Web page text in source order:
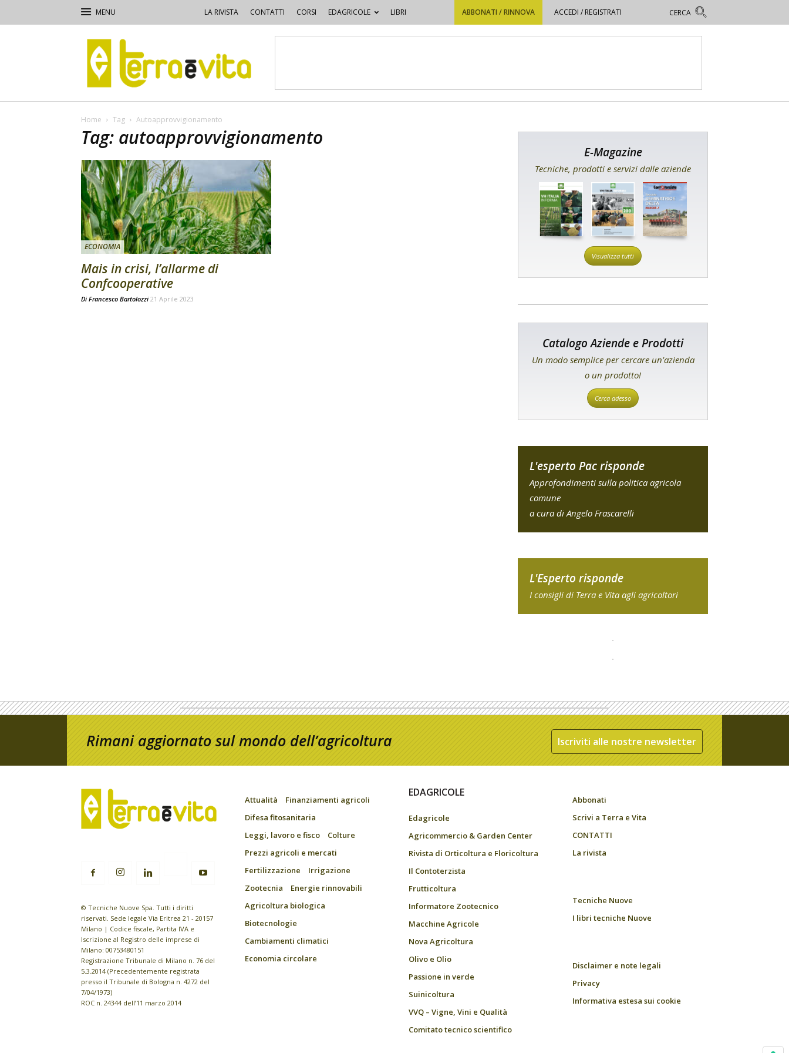
LA RIVISTA CONTATTI CORSI EDAGRICOLE LIBRI ABBONATI / RINNOVA ACCEDI / REGISTRATI
Terra
e
Vita
Home Tag Autoapprovvigionamento
Tag: autoapprovvigionamento
ECONOMIA
Mais in crisi, l’allarme di
Confcooperative
Di Francesco Bartolozzi 21 Aprile 2023
E-Magazine
Tecniche, prodotti e servizi dalle aziende
Visualizza tutti
Catalogo Aziende e Prodotti
Un modo semplice per cercare un'azienda
o un prodotto!
Cerca adesso
L'esperto Pac risponde
Approfondimenti sulla politica agricola
comune
a cura di Angelo Frascarelli
L'Esperto risponde
I consigli di Terra e Vita agli agricoltori
Rimani aggiornato sul mondo dell’agricoltura Iscriviti alle nostre newsletter
© Tecniche Nuove Spa. Tutti i diritti
riservati. Sede legale Via Eritrea 21 - 20157
Milano | Codice fiscale, Partita IVA e
Iscrizione al Registro delle imprese di
Milano: 00753480151
Registrazione Tribunale di Milano n. 76 del
5.3.2014 (Precedentemente registrata
presso il Tribunale di Bologna n. 4272 del
7/04/1973)
ROC n. 24344 dell’11 marzo 2014
Attualità
Finanziamenti agricoli
Difesa fitosanitaria
Leggi, lavoro e fisco
Colture
Prezzi agricoli e mercati
Fertilizzazione
Irrigazione
Zootecnia
Energie rinnovabili
Agricoltura biologica
Biotecnologie
Cambiamenti climatici
Economia circolare
EDAGRICOLE
Edagricole
Agricommercio & Garden Center
Rivista di Orticoltura e Floricoltura
Il Contoterzista
Frutticoltura
Informatore Zootecnico
Macchine Agricole
Nova Agricoltura
Olivo e Olio
Passione in verde
Suinicoltura
VVQ – Vigne, Vini e Qualità
Comitato tecnico scientifico
Abbonati
Scrivi a Terra e Vita
CONTATTI
La rivista
Tecniche Nuove
I libri tecniche Nuove
Disclaimer e note legali
Privacy
Informativa estesa sui cookie